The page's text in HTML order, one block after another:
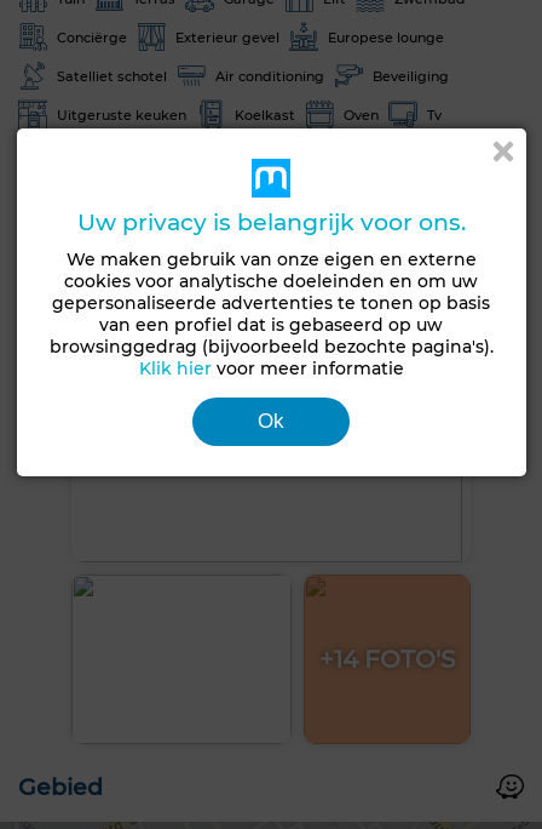
Conciërge Exterieur gevel Europese lounge
Satelliet schotel Air conditioning Beveiliging
Uitgeruste keuken Koelkast Oven Tv
Zie meer foto's
+14 FOTO'S
Gebied
Uw privacy is belangrijk voor ons.
We maken gebruik van onze eigen en externe
cookies voor analytische doeleinden en om uw
gepersonaliseerde advertenties te tonen op basis
van een profiel dat is gebaseerd op uw
browsinggedrag (bijvoorbeeld bezochte pagina's).
Klik hiervoor meer informatie
Ok